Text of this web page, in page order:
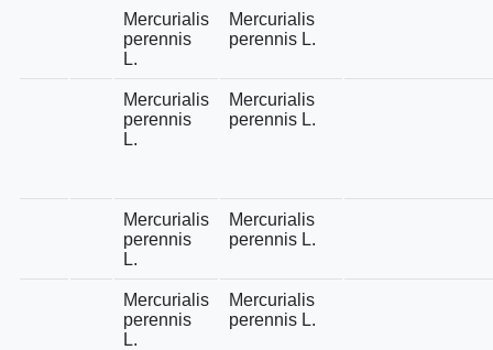
Mercurialis
perennis
L.
Mercurialis
perennis L.
Mercurialis
perennis
L.
Mercurialis
perennis L.
Mercurialis
perennis
L.
Mercurialis
perennis L.
Mercurialis
perennis
L.
Mercurialis
perennis L.